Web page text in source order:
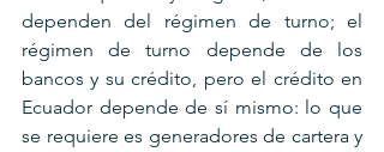
dependen del régimen de turno; el
régimen de turno depende de los
bancos y su crédito, pero el crédito en
Ecuador depende de sí mismo: lo que
se requiere es generadores de cartera y